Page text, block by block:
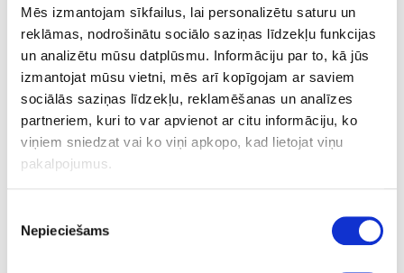
Mēs izmantojam sīkfailus, lai personalizētu saturu un
reklāmas, nodrošinātu sociālo saziņas līdzekļu funkcijas
un analizētu mūsu datplūsmu. Informāciju par to, kā jūs
izmantojat mūsu vietni, mēs arī kopīgojam ar saviem
sociālās saziņas līdzekļu, reklamēšanas un analīzes
partneriem, kuri to var apvienot ar citu informāciju, ko
viņiem sniedzat vai ko viņi apkopo, kad lietojat viņu
pakalpojumus.
izvēle
Nepieciešams
MAFELL slīpmašina EVA150E/3 T-Max
Nosūtīt saiti uz produktu